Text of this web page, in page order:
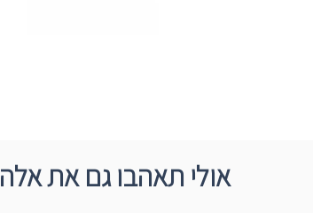
אולי תאהבו גם את אלה